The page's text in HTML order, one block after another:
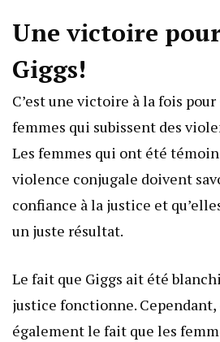
Une victoire
Giggs!
C’est une victoire à la fois
femmes qui subissent des
Les femmes qui ont été
violence conjugale doivent
confiance à la justice et
un juste résultat.
Le fait que Giggs ait été
justice fonctionne.
également le fait que les